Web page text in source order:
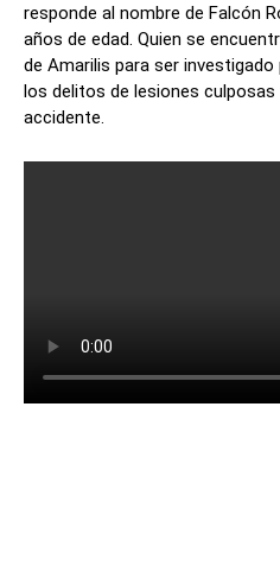
responde al nombre de Falcón
años de edad. Quien se
de Amarilis para ser
los delitos de lesiones culposas
accidente.